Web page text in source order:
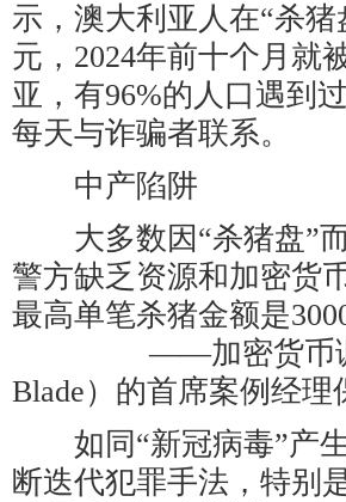
示，澳大利亚人在“杀
元，2024年前十个月就
亚，有96%的人口遇到
每天与诈骗者联系。
中产陷阱
大多数因“杀猪盘”而
警方缺乏资源和加密货
最高单笔杀猪金额是
——加密货币调查
Blade）的首席案例经理
如同“新冠病毒”产生
断迭代犯罪手法，特别